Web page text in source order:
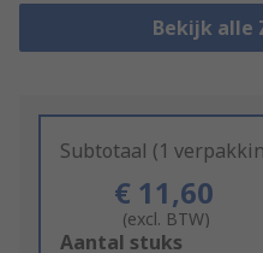
Bekijk alle
Subtotaal (1
€ 11,60
(excl. BTW)
Add
Aantal stuks